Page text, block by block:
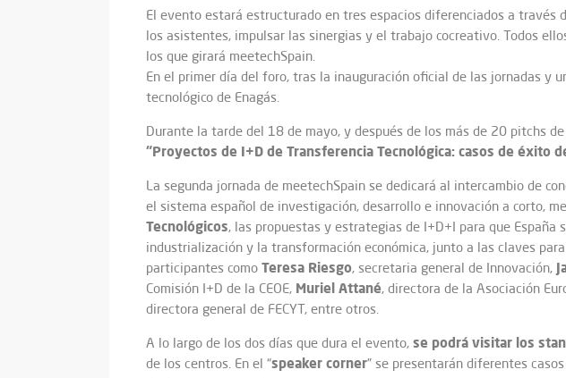
El evento estará estructurado en tres espacios diferenciados a
los asistentes, impulsar las sinergias y el trabajo cocreativo. Todos
los que girará meetechSpain.
En el primer día del foro, tras la inauguración oficial de las jornadas y
tecnológico de Enagás.
Durante la tarde del 18 de mayo, y después de los más de 20 pitchs
“Proyectos de I+D de Transferencia Tecnológica: casos de éxito
La segunda jornada de meetechSpain se dedicará al intercambio de
el sistema español de investigación, desarrollo e innovación a corto,
Tecnológicos, las propuestas y estrategias de I+D+I para que
industrialización y la transformación económica, junto a las claves
participantes como Teresa Riesgo, secretaria general de Innovación,
Comisión I+D de la CEOE, Muriel Attané, directora de la Asociación
directora general de FECYT, entre otros.
A lo largo de los dos días que dura el evento, se podrá visitar los
de los centros. En el “speaker corner” se presentarán diferentes